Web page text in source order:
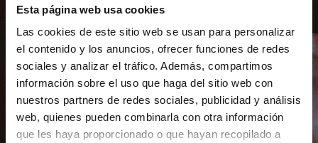
Esta página web usa cookies
Las cookies de este sitio web se usan para personalizar
el contenido y los anuncios, ofrecer funciones de redes
sociales y analizar el tráfico. Además, compartimos
información sobre el uso que haga del sitio web con
nuestros partners de redes sociales, publicidad y análisis
web, quienes pueden combinarla con otra información
que les haya proporcionado o que hayan recopilado a
Contacto